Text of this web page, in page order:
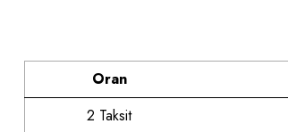
Oran
2 Taksit